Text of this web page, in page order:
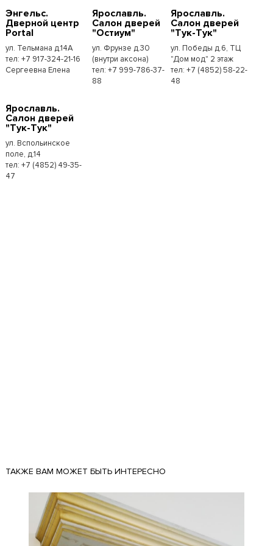
Энгельс.
Дверной центр
Portal
ул. Тельмана д.14А
тел: +7 917-324-21-16
Сергеевна Елена
Ярославль.
Салон дверей
"Остиум"
ул. Фрунзе д.30
(внутри аксона)
тел: +7 999-786-37-
88
Ярославль.
Салон дверей
"Тук-Тук"
ул. Победы д.6, ТЦ
"Дом мод" 2 этаж
тел: +7 (4852) 58-22-
48
Ярославль.
Салон дверей
"Тук-Тук"
ул. Вспольинское
поле, д.14
тел: +7 (4852) 49-35-
47
ТАКЖЕ ВАМ МОЖЕТ БЫТЬ ИНТЕРЕСНО